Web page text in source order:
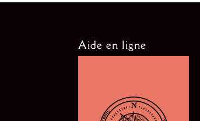
Aide en ligne